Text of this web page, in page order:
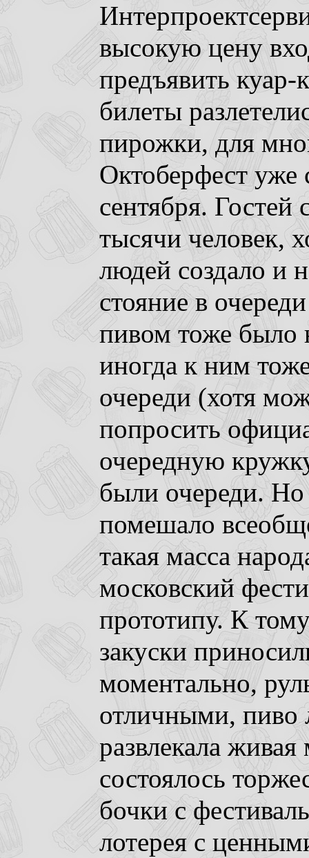
высокую цену
предъявить
билеты
пирожки, для
Октоберфест уже
сентября. Гостей
тысячи человек,
людей создало и
стояние в
пивом тоже было
иногда к ним
очереди (хотя
попросить
очередную
были очереди. Но
помешало
такая масса
московский
прототипу. К
закуски
моментально,
отличными, пиво
развлекала
состоялось
бочки с
лотерея с